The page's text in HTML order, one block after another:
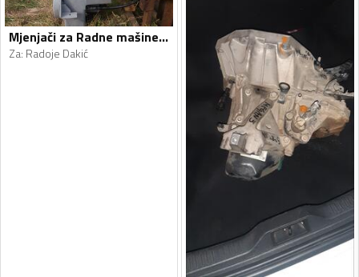
Mjenjači za Radne mašine - Radoje Dakić, Clark - 1990, 1990
Za: Radoje Dakić